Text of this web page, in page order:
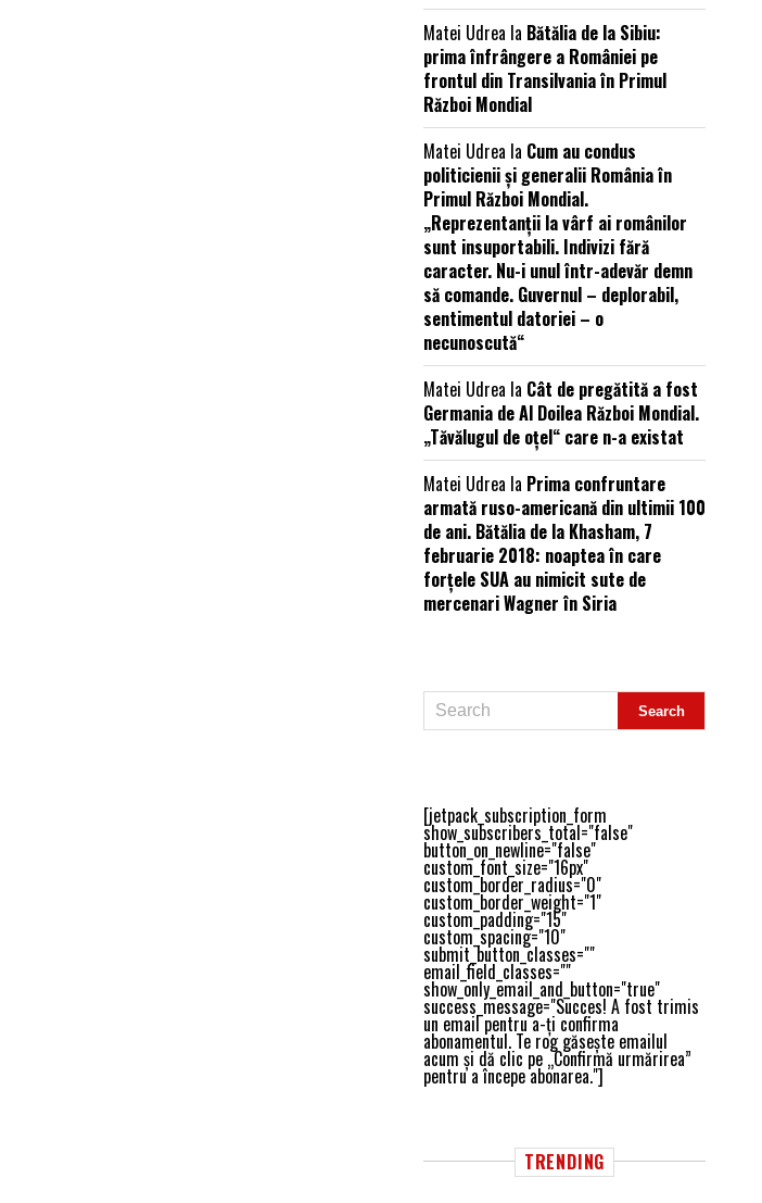
Matei Udrea la Bătălia de la Sibiu:
prima înfrângere a României pe
frontul din Transilvania în Primul
Război Mondial
Matei Udrea la Cum au condus
politicienii și generalii România în
Primul Război Mondial.
„Reprezentanții la vârf ai românilor
sunt insuportabili. Indivizi fără
caracter. Nu-i unul într-adevăr demn
să comande. Guvernul – deplorabil,
sentimentul datoriei – o
necunoscută“
Matei Udrea la Cât de pregătită a fost
Germania de Al Doilea Război Mondial.
„Tăvălugul de oțel“ care n-a existat
Matei Udrea la Prima confruntare
armată ruso-americană din ultimii 100
de ani. Bătălia de la Khasham, 7
februarie 2018: noaptea în care
forțele SUA au nimicit sute de
mercenari Wagner în Siria
[jetpack_subscription_form
show_subscribers_total="false"
button_on_newline="false"
custom_font_size="16px"
custom_border_radius="0"
custom_border_weight="1"
custom_padding="15"
custom_spacing="10"
submit_button_classes=""
email_field_classes=""
show_only_email_and_button="true"
success_message="Succes! A fost trimis
un email pentru a-ți confirma
abonamentul. Te rog găsește emailul
acum și dă clic pe „Confirmă urmărirea”
pentru a începe abonarea."]
TRENDING